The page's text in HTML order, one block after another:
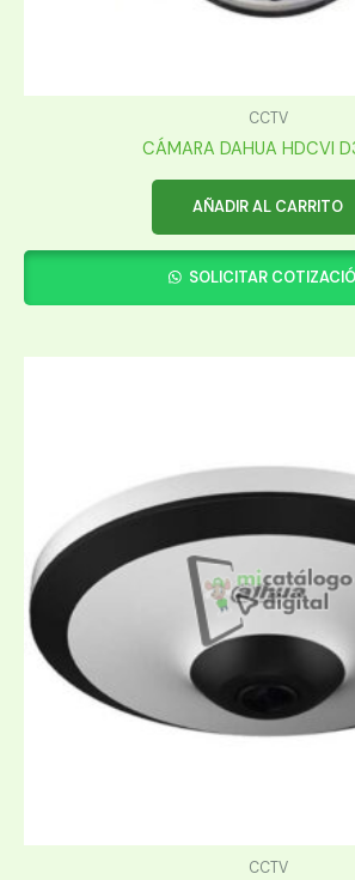
CCTV
CÁMARA DAHUA HDCVI
AÑADIR AL CARRITO
SOLICITAR
CCTV